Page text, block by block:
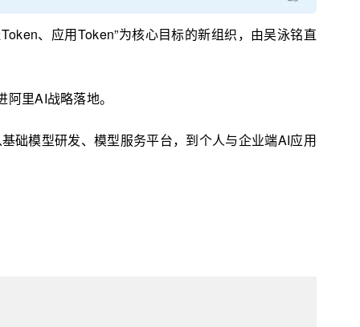
、应用Token”为核心目标的新组织，由吴泳铭直
里AI战略落地。
础模型研发、模型服务平台，到个人与企业端AI应用